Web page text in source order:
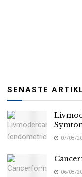
SENASTE
07/08/
06/08/